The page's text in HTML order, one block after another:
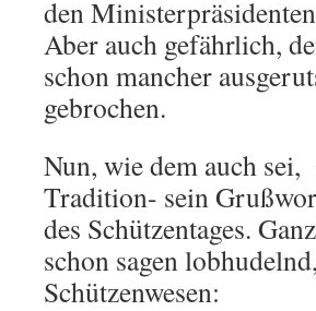
den
Aber auch gefährlich,
schon mancher
gebrochen.
Nun, wie dem auch
Tradition- sein
des Schützentages.
schon sagen
Schützenwesen: